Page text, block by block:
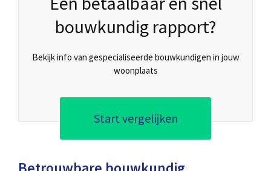
bouwkundig rapport?
Bekijk info van gespecialiseerde bouwkundigen in jouw
woonplaats
Start vergelijken